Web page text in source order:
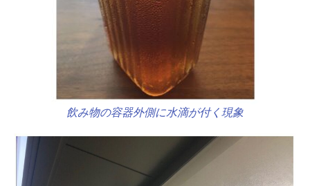
飲み物の容器外側に水滴が付く現象